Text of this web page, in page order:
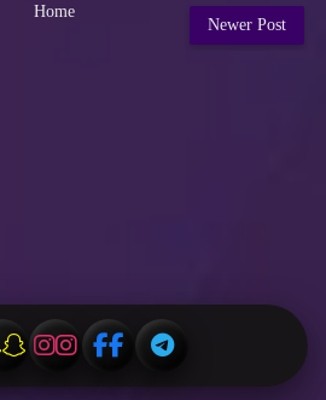
Newer Post
Home